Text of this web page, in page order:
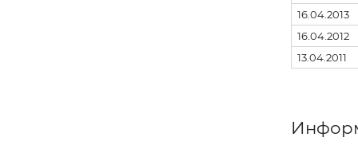
16.04.2013
16.04.2012
13.04.2011